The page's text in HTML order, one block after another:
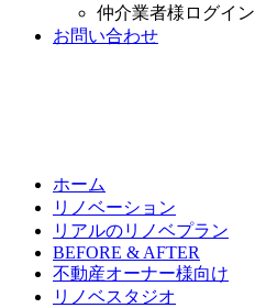
仲介業者様ログイン
お問い合わせ
ホーム
リノベーション
リアルのリノベプラン
BEFORE & AFTER
不動産オーナー様向け
リノベスタジオ